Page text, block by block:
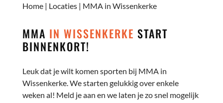
Home| Locaties| MMA in Wissenkerke
MMA IN WISSENKERKE START
BINNENKORT!
Leuk dat je wilt komen sporten bij MMA in
Wissenkerke. We starten gelukkig over enkele
weken al! Meld je aan en we laten je zo snel mogelijk